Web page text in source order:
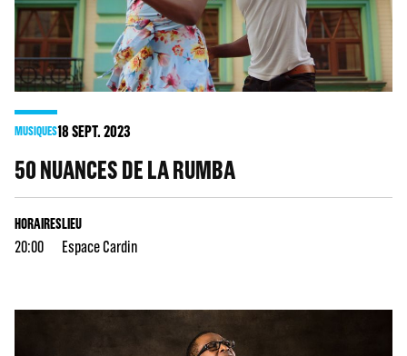
MUSIQUES18SEPT. 2023
50 NUANCES DE LA RUMBA
HORAIRES
20:00
LIEU
Espace Cardin